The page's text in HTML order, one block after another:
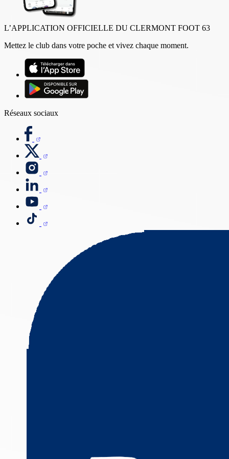
L’APPLICATION OFFICIELLE DU CLERMONT FOOT 63
Mettez le club dans votre poche et vivez chaque moment.
Réseaux sociaux